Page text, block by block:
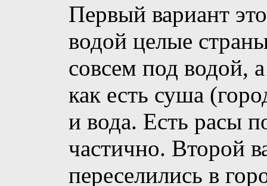
Первый вариант
водой целые
совсем под водой,
как есть суша
и вода. Есть расы
частично. Второй
переселились в